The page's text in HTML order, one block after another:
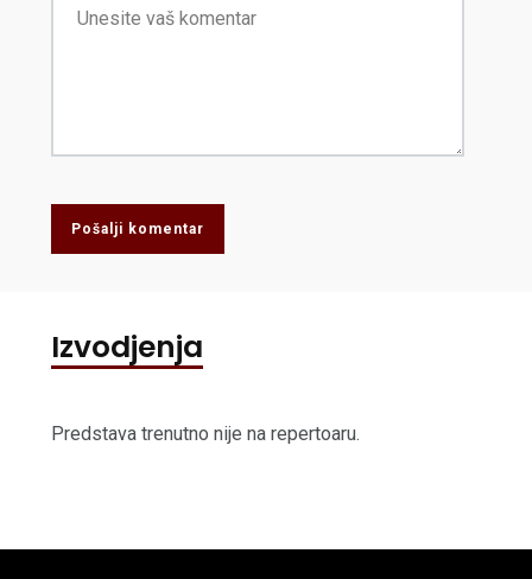
Pošalji komentar
Izvodjenja
Predstava trenutno nije na repertoaru.